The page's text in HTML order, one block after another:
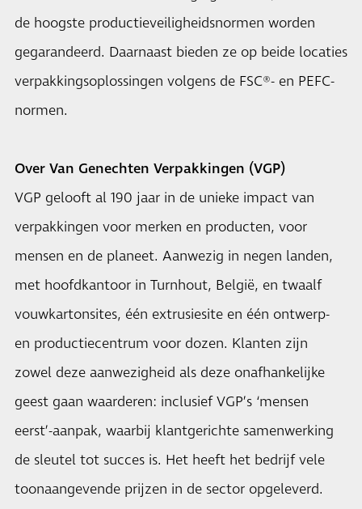
de hoogste productieveiligheidsnormen worden
gegarandeerd. Daarnaast bieden ze op beide locaties
verpakkingsoplossingen volgens de FSC®- en PEFC-
normen.
Over Van Genechten Verpakkingen (VGP)
VGP gelooft al 190 jaar in de unieke impact van
verpakkingen voor merken en producten, voor
mensen en de planeet. Aanwezig in negen landen,
met hoofdkantoor in Turnhout, België, en twaalf
vouwkartonsites, één extrusiesite en één ontwerp-
en productiecentrum voor dozen. Klanten zijn
zowel deze aanwezigheid als deze onafhankelijke
geest gaan waarderen: inclusief VGP’s ‘mensen
eerst’-aanpak, waarbij klantgerichte samenwerking
de sleutel tot succes is. Het heeft het bedrijf vele
toonaangevende prijzen in de sector opgeleverd.